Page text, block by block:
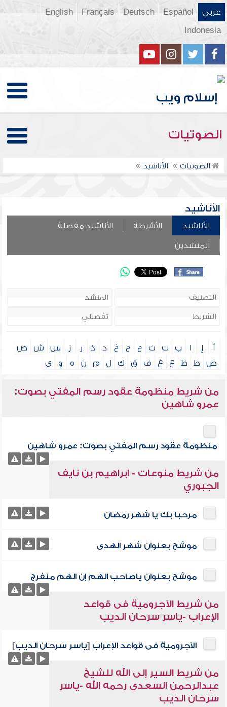
عربي Español
Deutsch
Français
English
Indonesia
الصوتيات
الصوتيات الأناشيد
الأناشيد
الأناشيد الأشرطة الأناشيد مفصلة
المنشدين
أ إ ا ب ت ث ج ح خ د ذ ر ز س ش
ص
ض
ط ظ ع غ ف ق ك ل م ن ه و ي
من شريط منظومة عقود رسم المفتي بصوت:
عمرو شاهين
منظومة عقود رسم المفتي بصوت: عمرو شاهين
من شريط منوعات - إبراهيم بن نايف
الجبوري
مرحبا بك يا شهر رمضان
موشح بعنوان شهر الهدى
موشح بعنوان ياصاحب الهم إن الهم منفرج
من شريط الآجرومية فى قواعد
الإعراب -ياسر سرحان الديب
الآجرومية فى قواعد الإعراب [ياسر سرحان الديب]
من شريط السير إلى الله للشيخ
عبدالرحمن السعدى رحمه الله -ياسر
سرحان الديب